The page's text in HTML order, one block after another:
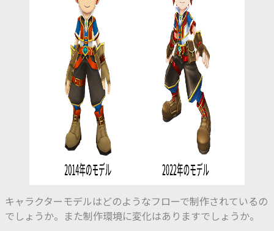
キャラクターモデルはどのようなフローで制作されているの
でしょうか。また制作環境に変化はありますでしょうか。